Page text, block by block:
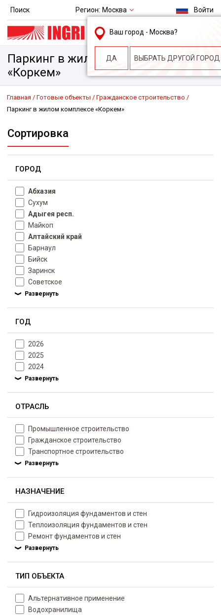
Поиск Регион: Москва
Ваш город - Москва?
ДА ВЫБРАТЬ ДРУГОЙ ГОРОД
Войти
msk@ingri.ru
пн. – пт.: 9.00-18.00
Паркинг в жилом комплексе
«Коркем»
Главная Готовые объекты
Гражданское строительство
Паркинг в жилом комплексе «Коркем»
Сортировка
ГОРОД
Абхазия
Сухум
Адыгея респ.
Майкоп
Алтайский край
Барнаул
Бийск
Заринск
Советское
ГОД
2026
2025
2024
ОТРАСЛЬ
Промышленное строительство
Гражданское строительство
Транспортное строительство
НАЗНАЧЕНИЕ
Гидроизоляция фундаментов и стен
Теплоизоляция фундаментов и стен
Ремонт фундаментов и стен
ТИП ОБЪЕКТА
Альтернативное применение
Водохранилища